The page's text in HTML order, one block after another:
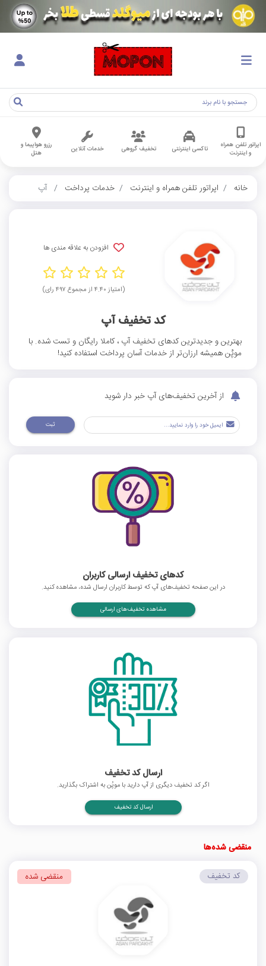
اپراتور تلفن همراه
و اینترنت
تاکسی اینترنتی تخفیف گروهی خدمات آنلاین
رزرو هواپیما و
هتل
خانه اپراتور تلفن همراه و اینترنت خدمات پرداخت آپ
افزودن به علاقه مندی ها
(امتیاز ۴.۴۰ از مجموع ۴۹۷ رای)
کد تخفیف آپ
بهترین و جدیدترین کدهای تخفیف آپ ، کاملا رایگان و تست شده. با
موپُن همیشه ارزان‌تر از خدمات آسان پرداخت استفاده کنید!
از آخرین تخفیف‌های آپ خبر دار شوید
ثبت
کدهای تخفیف ارسالی کاربران
در این صفحه تخفیف‌های آپ که توسط کاربران ارسال شده، مشاهده کنید.
مشاهده تخفیف‌های ارسالی
ارسال کد تخفیف
اگر کد تخفیف دیگری از آپ دارید با موپُن به اشتراک بگذارید.
ارسال کد تخفیف
منقضی شده‌ها
کد تخفیف منقضی شده